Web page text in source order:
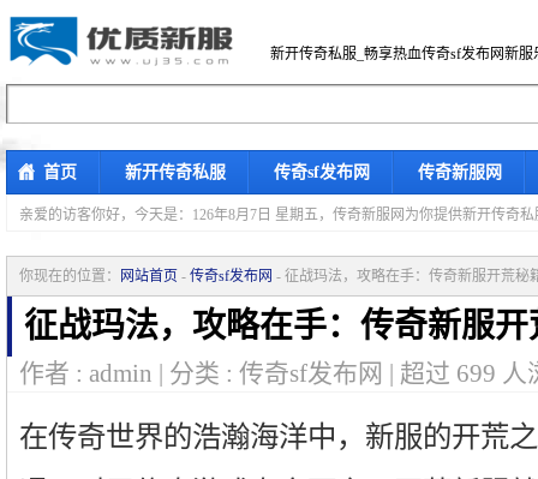
新开传奇私服_畅享热血传奇sf发布网新服
首页 新开传奇私服 传奇sf发布网 传奇新服网
亲爱的访客你好， 今天是：126年8月7日 星期五，传奇新服网为你提供新开传奇
你现在的位置： 网站首页 - 传奇sf发布网 - 征战玛法，攻略在手：传奇新服开荒秘
征战玛法，攻略在手：传奇新服
作者 : admin | 分类 : 传奇sf发布网 | 超过 699 人
在传奇世界的浩瀚海洋中，新服的开荒